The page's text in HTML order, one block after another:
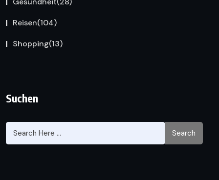
Reisen(104)
Shopping(13)
Suchen
Search